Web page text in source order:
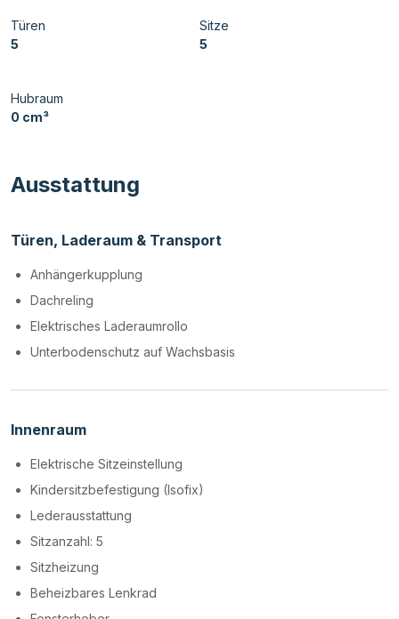
Türen
5
Sitze
5
Hubraum
0 cm³
Ausstattung
Türen, Laderaum & Transport
Anhängerkupplung
Dachreling
Elektrisches Laderaumrollo
Unterbodenschutz auf Wachsbasis
Innenraum
Elektrische Sitzeinstellung
Kindersitzbefestigung (Isofix)
Lederausstattung
Sitzanzahl: 5
Sitzheizung
Beheizbares Lenkrad